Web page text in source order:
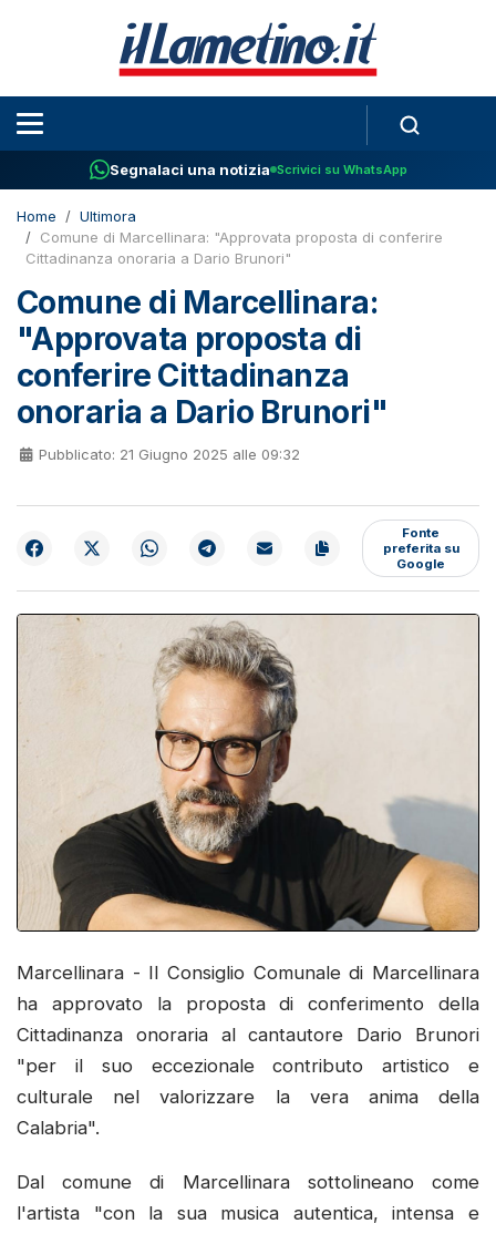
Segnalaci una notizia Scrivici su WhatsApp
Home
Ultimora
Comune di Marcellinara: "Approvata proposta di conferire
Cittadinanza onoraria a Dario Brunori"
Comune di Marcellinara:
"Approvata proposta di
conferire Cittadinanza
onoraria a Dario Brunori"
Pubblicato: 21 Giugno 2025 alle 09:32
Fonte
preferita su
Google
Marcellinara - Il Consiglio Comunale di Marcellinara
ha approvato la proposta di conferimento della
Cittadinanza onoraria al cantautore Dario Brunori
"per il suo eccezionale contributo artistico e
culturale nel valorizzare la vera anima della
Calabria".
Dal comune di Marcellinara sottolineano come
l'artista "con la sua musica autentica, intensa e